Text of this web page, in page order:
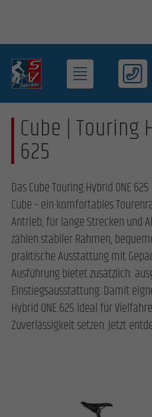
Cube | Touring
625
Das Cube Touring Hybrid ONE
Cube – ein komfortables
Antrieb, für lange Strecken und
zählen stabiler Rahmen,
praktische Ausstattung mit
Ausführung bietet zusätzlich:
Einstiegsausstattung. Damit
Hybrid ONE 625 ideal für
Zuverlässigkeit setzen. Jetzt